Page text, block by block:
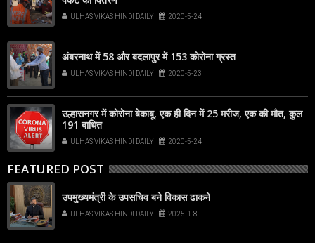
ULHAS VIKAS HINDI DAILY 2020-5-24
अंबरनाथ में 58 और बदलापुर में 153 कोरोना ग्रस्त
ULHAS VIKAS HINDI DAILY 2020-5-23
उल्हासनगर में कोरोना बेकाबू, एक ही दिन में 25 मरीज, एक की मौत, कुल
191 बाधित
ULHAS VIKAS HINDI DAILY 2020-5-24
FEATURED POST
उपमुख्यमंत्री के उपसचिव बने विकास ढाकने
ULHAS VIKAS HINDI DAILY 2025-1-8